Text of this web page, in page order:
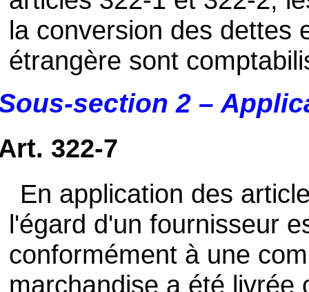
la conversion des dettes
étrangère sont
section 2 –
322-7
En application des
l'égard d'un fournisseur
conformément à une
marchandise a été livrée